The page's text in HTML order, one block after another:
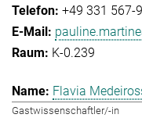
+49 331 567-
K-0.239
Flavia
Gastwissenschaftler/-in